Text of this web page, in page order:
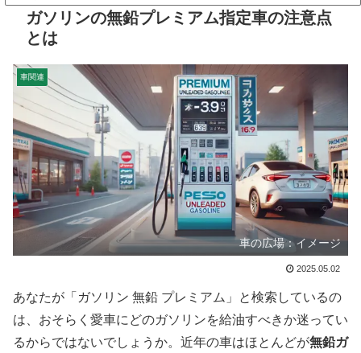
ガソリンの無鉛プレミアム指定車の注意点
とは
車関連
車の広場：イメージ
2025.05.02
あなたが「ガソリン 無鉛 プレミアム」と検索しているの
は、おそらく愛車にどのガソリンを給油すべきか迷ってい
るからではないでしょうか。近年の車はほとんどが無鉛ガ